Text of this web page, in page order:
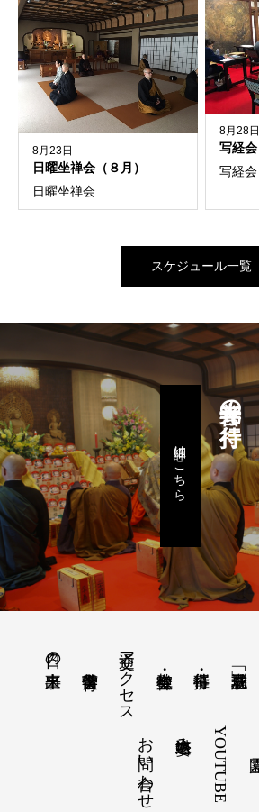
8月23日
日曜坐禅会（８月）
日曜坐禅会
8月28日
写経会
写経会
スケジュール一覧
善光寺の行持
詳細はこちら
交通アクセス
日々の出来事
YOUTUBE
塔婆申込み
お問い合わせ